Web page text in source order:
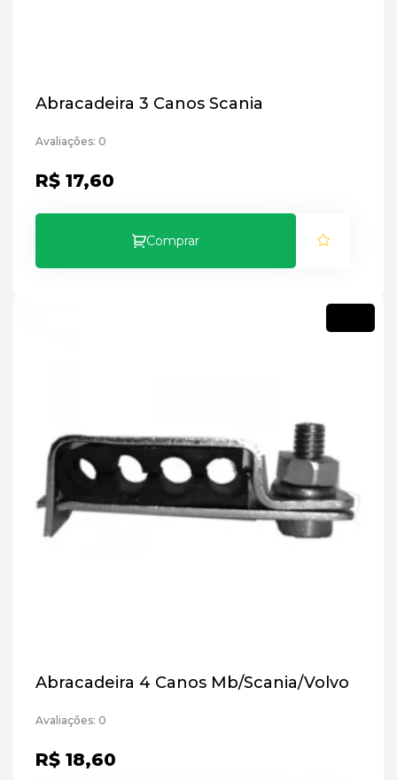
Abracadeira 3 Canos Scania
Avaliações: 0
R$ 17,60
Comprar
Abracadeira 4 Canos Mb/Scania/Volvo
Avaliações: 0
R$ 18,60